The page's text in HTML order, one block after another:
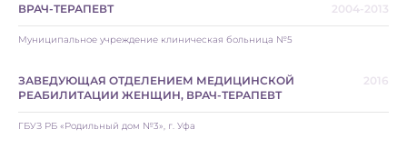
ВРАЧ-ТЕРАПЕВТ 2004-2013
Муниципальное учреждение клиническая больница №5
ЗАВЕДУЮЩАЯ ОТДЕЛЕНИЕМ МЕДИЦИНСКОЙ
РЕАБИЛИТАЦИИ ЖЕНЩИН, ВРАЧ-ТЕРАПЕВТ
2016
ГБУЗ РБ «Родильный дом №3», г. Уфа